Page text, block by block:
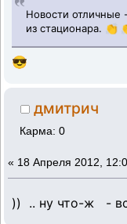
Новости отличные
из стационара. 👏
😎
дмитрич
Карма: 0
« 18 Апреля 2012,
)) .. ну что-ж -